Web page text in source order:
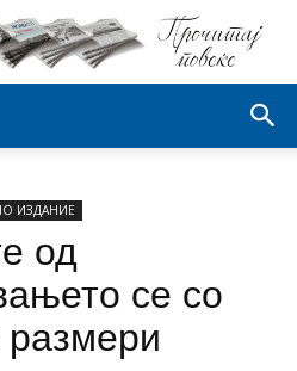
ИЗДАНИЕ
од
се со